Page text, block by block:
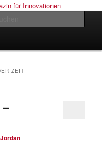
Schweizer
ZEIT
–